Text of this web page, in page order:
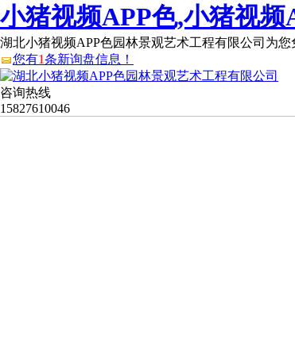
小猪视频APP色,小猪视
湖北小猪视频APP色园林景观艺术工程有限公司为您
您有1条新询盘信息！
咨询热线
15827610046